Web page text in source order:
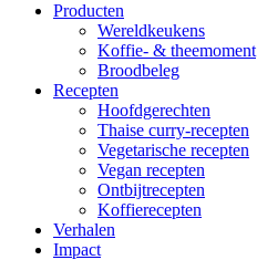
Producten
Wereldkeukens
Koffie- & theemoment
Broodbeleg
Recepten
Hoofdgerechten
Thaise curry-recepten
Vegetarische recepten
Vegan recepten
Ontbijtrecepten
Koffierecepten
Verhalen
Impact